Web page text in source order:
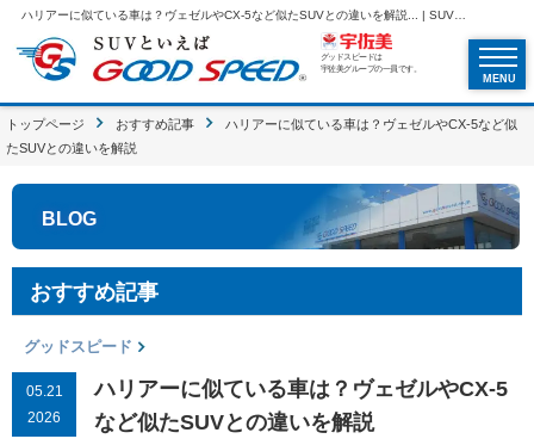
ハリアーに似ている車は？ヴェゼルやCX-5など似たSUVとの違いを解説... | SUVといえばグッドスピードGOOD SPEED
グッドスピードは
宇佐美グループの一員です。
MENU
トップページ おすすめ記事
ハリアーに似ている車は？ヴェゼルやCX-5など似
たSUVとの違いを解説
BLOG
おすすめ記事
グッドスピード
05.21
2026
ハリアーに似ている車は？ヴェゼルやCX-5
など似たSUVとの違いを解説